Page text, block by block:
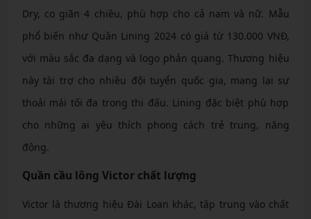
Dry, co giãn 4 chiều, phù hợp cho cả nam và nữ. Mẫu
phổ biến như Quần Lining 2024 có giá từ 130.000 VNĐ,
với màu sắc đa dạng và logo phản quang. Thương hiệu
này tài trợ cho nhiều đội tuyển quốc gia, mang lại sự
thoải mái tối đa trong thi đấu. Lining đặc biệt phù hợp
cho những ai yêu thích phong cách trẻ trung, năng
động.
Quần cầu lông Victor chất lượng
Victor là thương hiệu Đài Loan khác, tập trung vào chất